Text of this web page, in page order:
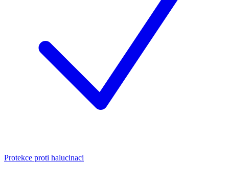
Protekce proti halucinaci